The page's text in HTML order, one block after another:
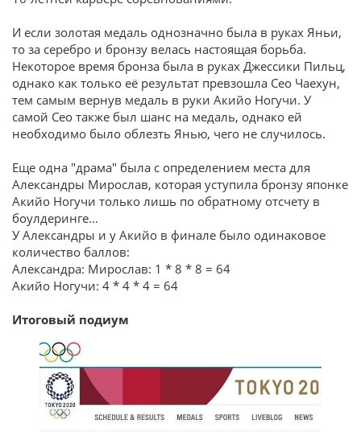
И если золотая медаль однозначно была в руках Яньи,
то за серебро и бронзу велась настоящая борьба.
Некоторое время бронза была в руках Джессики Пильц,
однако как только её результат превзошла Сео Чаехун,
тем самым вернув медаль в руки Акийо Ногучи. У
самой Сео также был шанс на медаль, однако ей
необходимо было облезть Янью, чего не случилось.
Еще одна "драма" была с определением места для
Александры Мирослав, которая уступила бронзу японке
Акийо Ногучи только лишь по обратному отсчету в
боулдеринге...
У Александры и у Акийо в финале было одинаковое
количество баллов:
Александра: Мирослав: 1 * 8 * 8 = 64
Акийо Ногучи: 4 * 4 * 4 = 64
Итоговый подиум